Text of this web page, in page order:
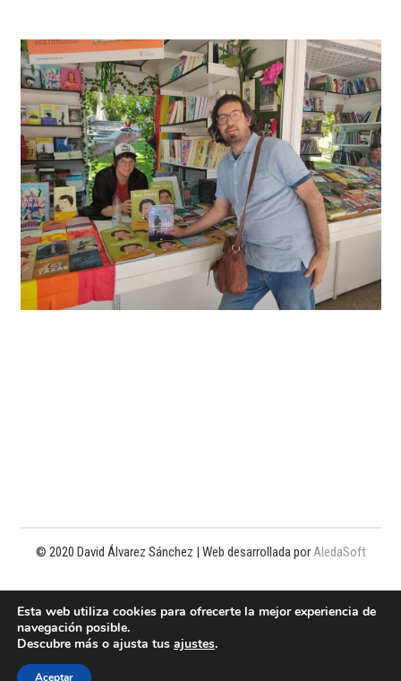
© 2020 David Álvarez Sánchez | Web desarrollada porAledaSoft
Política de privacidad
Esta web utiliza cookies para ofrecerte la mejor experiencia de
navegación posible.
Descubre más o ajusta tus ajustes.
Aceptar